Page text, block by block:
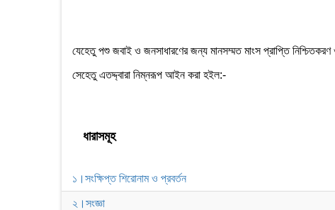
যেহেতু পশু জবাই ও জনসাধারণের জন্য মানসম্মত মাংস প্রাপ্তি নিশ্চিতকরণ
সেহেতু এতদ্দ্বারা নিম্নরূপ আইন করা হইল:-
ধারাসমূহ
১।সংক্ষিপ্ত শিরোনাম ও প্রবর্তন
২।সংজ্ঞা